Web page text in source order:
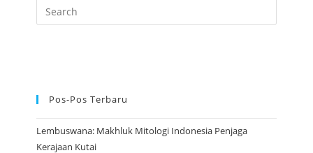
Pos-Pos Terbaru
Lembuswana: Makhluk Mitologi Indonesia Penjaga
Kerajaan Kutai